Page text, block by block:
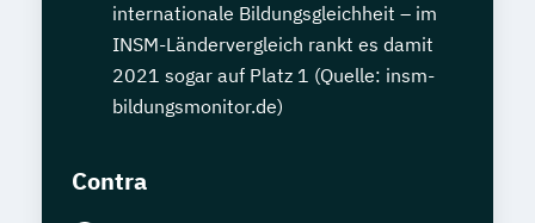
internationale Bildungsgleichheit – im
INSM-Ländervergleich rankt es damit
2021 sogar auf Platz 1 (Quelle: insm-
bildungsmonitor.de)
Contra